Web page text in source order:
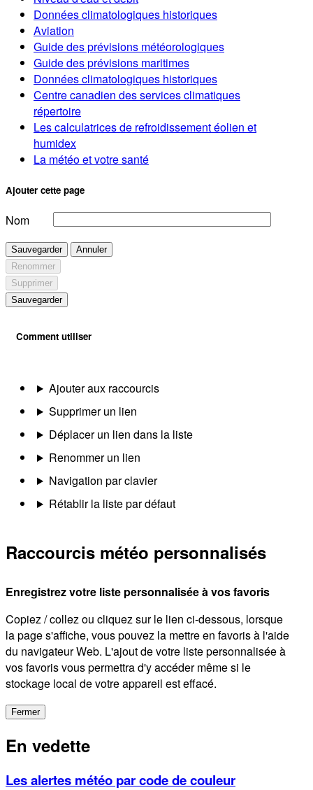
Données climatologiques historiques
Aviation
Guide des prévisions météorologiques
Guide des prévisions maritimes
Données climatologiques historiques
Centre canadien des services climatiques
répertoire
Les calculatrices de refroidissement éolien et
humidex
La météo et votre santé
Ajouter cette page
Nom
Sauvegarder
Annuler
Renommer
Supprimer
Sauvegarder
Comment utiliser
Ajouter aux raccourcis
Supprimer un lien
Déplacer un lien dans la liste
Renommer un lien
Navigation par clavier
Rétablir la liste par défaut
Raccourcis météo personnalisés
Enregistrez votre liste personnalisée à vos favoris
Copiez / collez ou cliquez sur le lien ci-dessous, lorsque
la page s'affiche, vous pouvez la mettre en favoris à l'aide
du navigateur Web. L'ajout de votre liste personnalisée à
vos favoris vous permettra d'y accéder même si le
stockage local de votre appareil est effacé.
Fermer
En vedette
Les alertes météo par code de couleur